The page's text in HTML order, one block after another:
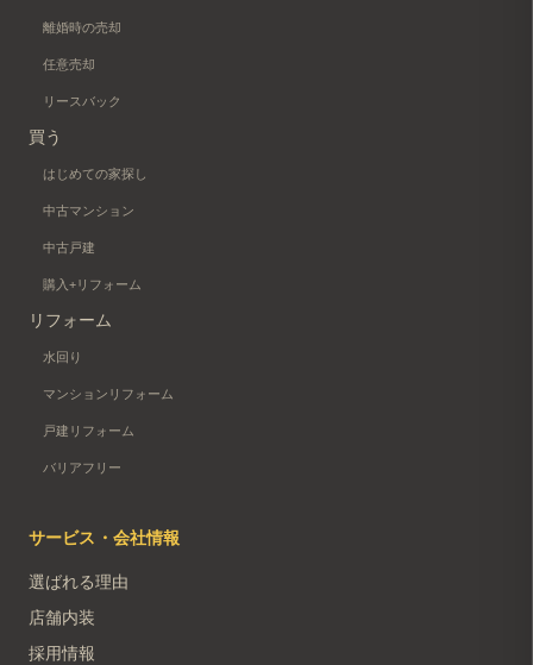
離婚時の売却
任意売却
リースバック
買う
はじめての家探し
中古マンション
中古戸建
購入+リフォーム
リフォーム
水回り
マンションリフォーム
戸建リフォーム
バリアフリー
サービス・会社情報
選ばれる理由
店舗内装
採用情報